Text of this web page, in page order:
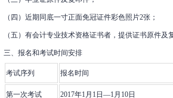
（四）近期同底一寸正面免冠证件彩色照片2张；
（五）有会计专业技术资格证书者，提供证书原件及
三、报名和考试时间安排
考试序列 报名时间
第一次考试 2017年1月1日—1月10日